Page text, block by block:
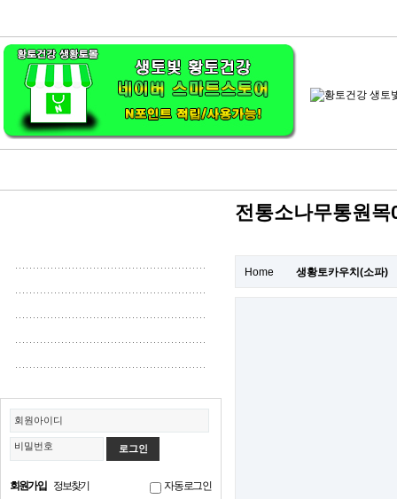
회원아이디
비밀번호
회원가입 정보찾기 자동로그인
전통소나무통원
Home 생황토카우치(소파)